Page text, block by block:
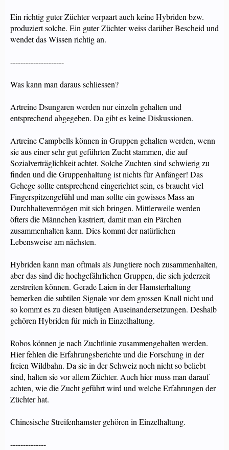
Ein richtig guter Züchter verpaart auch keine Hybriden bzw.
produziert solche. Ein guter Züchter weiss darüber Bescheid und
wendet das Wissen richtig an.
---------------------
Was kann man daraus schliessen?
Artreine Dsungaren werden nur einzeln gehalten und
entsprechend abgegeben. Da gibt es keine Diskussionen.
Artreine Campbells können in Gruppen gehalten werden, wenn
sie aus einer sehr gut geführten Zucht stammen, die auf
Sozialverträglichkeit achtet. Solche Zuchten sind schwierig zu
finden und die Gruppenhaltung ist nichts für Anfänger! Das
Gehege sollte entsprechend eingerichtet sein, es braucht viel
Fingerspitzengefühl und man sollte ein gewisses Mass an
Durchhaltevermögen mit sich bringen. Mittlerweile werden
öfters die Männchen kastriert, damit man ein Pärchen
zusammenhalten kann. Dies kommt der natürlichen
Lebensweise am nächsten.
Hybriden kann man oftmals als Jungtiere noch zusammenhalten,
aber das sind die hochgefährlichen Gruppen, die sich jederzeit
zerstreiten können. Gerade Laien in der Hamsterhaltung
bemerken die subtilen Signale vor dem grossen Knall nicht und
so kommt es zu diesen blutigen Auseinandersetzungen. Deshalb
gehören Hybriden für mich in Einzelhaltung.
Robos können je nach Zuchtlinie zusammengehalten werden.
Hier fehlen die Erfahrungsberichte und die Forschung in der
freien Wildbahn. Da sie in der Schweiz noch nicht so beliebt
sind, halten sie vor allem Züchter. Auch hier muss man darauf
achten, wie die Zucht geführt wird und welche Erfahrungen der
Züchter hat.
Chinesische Streifenhamster gehören in Einzelhaltung.
--------------